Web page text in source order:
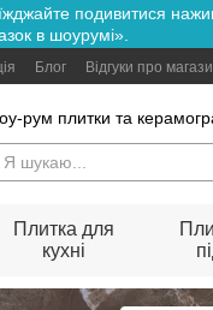
в шоурумі».
Блог Відгуки про
рум плитки та
Плитка для
кухні